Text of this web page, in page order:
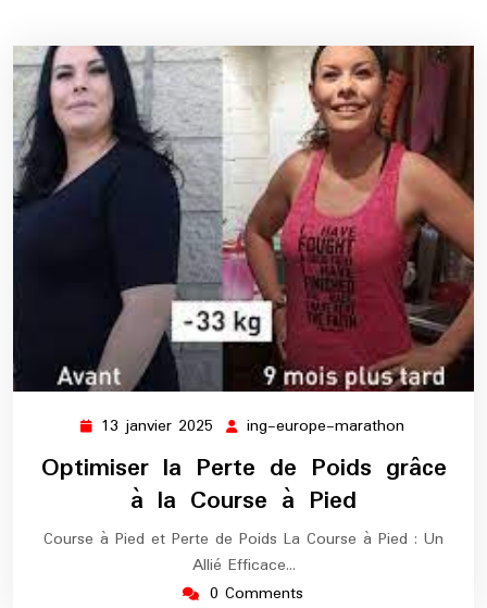
13 janvier 2025 13
2025
ing-europe-marathon
europe-
marathon
Optimiser la Perte de Poids grâce
à la Course à Pied
Course à Pied et Perte de Poids La Course à Pied : Un
Allié Efficace…
0 Comments